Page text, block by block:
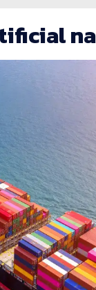
na